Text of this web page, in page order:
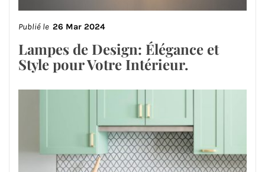
Publié le 26 Mar 2024
Lampes de Design: Élégance et
Style pour Votre Intérieur.